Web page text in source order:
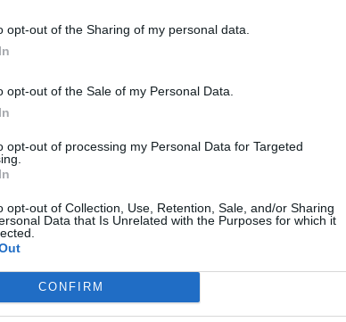
opt-out of the Sharing of my personal data.
opt-out of the Sale of my Personal Data.
opt-out of processing my Personal Data for Targeted
opt-out of Collection, Use, Retention, Sale, and/or Sharing
Data that Is Unrelated with the Purposes for which it
CONFIRM
sempre meglio. Abbiamo provato tutto."
reverenza. Solo preparazione.
Giordano è diretta:
Il punto è concentrarsi su cosa vogliamo
domani."
2026, il gruppo azzurro ha trovato la
Francia e Irlanda, erano state
mai sentita in una bolla negativa,
gli errori.
qualcosa.